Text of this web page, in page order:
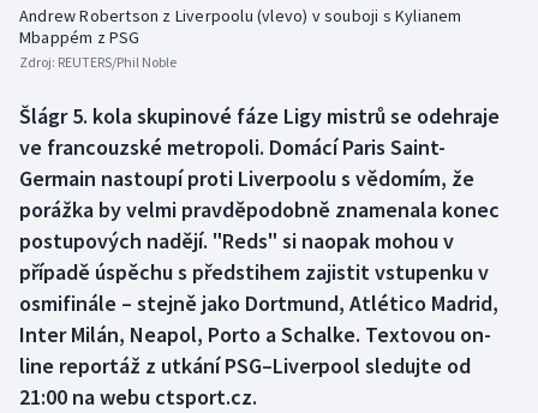
Boby a skeleton
Curling
Dostihy
Florbal
Golf
AZ kvíz
Andrew Robertson z Liverpoolu (vlevo) v souboji s Kylianem
Mbappém z PSG
Zdroj: REUTERS/Phil Noble
Šlágr 5. kola skupinové fáze Ligy mistrů se odehraje
ve francouzské metropoli. Domácí Paris Saint-
Germain nastoupí proti Liverpoolu s vědomím, že
porážka by velmi pravděpodobně znamenala konec
postupových nadějí. "Reds" si naopak mohou v
případě úspěchu s předstihem zajistit vstupenku v
osmifinále – stejně jako Dortmund, Atlético Madrid,
Inter Milán, Neapol, Porto a Schalke. Textovou on-
line reportáž z utkání PSG–Liverpool sledujte od
21:00 na webu ctsport.cz.